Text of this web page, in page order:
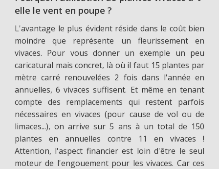
elle le vent en poupe ?
L'avantage le plus évident réside dans le coût bien
moindre que représente un fleurissement en
vivaces. Pour vous donner un exemple un peu
caricatural mais concret, là où il faut 15 plantes par
mètre carré renouvelées 2 fois dans l'année en
annuelles, 6 vivaces suffisent. Et même en tenant
compte des remplacements qui restent parfois
nécessaires en vivaces (pour cause de vol ou de
limaces...), on arrive sur 5 ans à un total de 150
plantes en annuelles contre 11 en vivaces !
Attention, l'aspect financier est loin d'être le seul
moteur de l'engouement pour les vivaces. Car ces